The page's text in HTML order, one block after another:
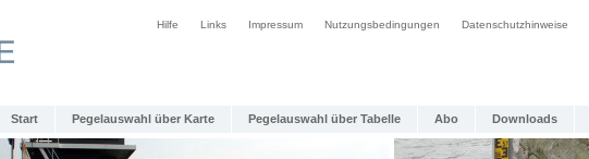
Hilfe Links Impressum Nutzungsbedingungen Datenschutzhinweise
Start Pegelauswahl über Karte Pegelauswahl über Tabelle Abo Downloads